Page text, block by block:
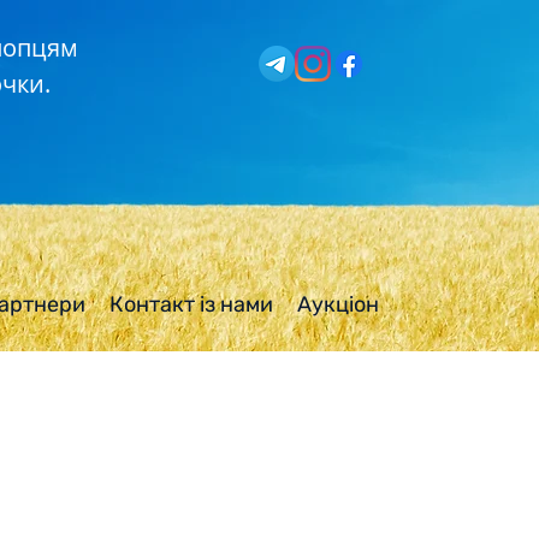
Контакт із нами Аукціон